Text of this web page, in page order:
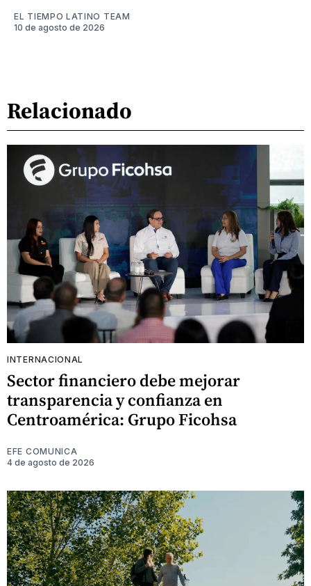
EL TIEMPO LATINO TEAM
10 de agosto de 2026
Relacionado
INTERNACIONAL
Sector financiero debe mejorar
transparencia y confianza en
Centroamérica: Grupo Ficohsa
EFE COMUNICA
4 de agosto de 2026